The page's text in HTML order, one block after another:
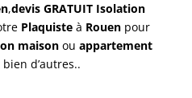
,devis GRATUIT Isolation
Plaquisteà Rouen pour
maisonou appartement
bien d’autres..